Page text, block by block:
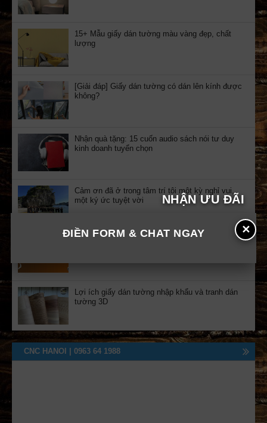
NHẬN ƯU ĐÃI
✕
ĐIỀN FORM & CHAT NGAY
15+ Mẫu giấy dán tường màu vàng đẹp, chất
lượng
[Giải đáp] Giấy dán tường có dán lên kính được
không?
Nhận quà tặng: 15 cuốn audio sách nói tư duy
kinh doanh tuyển chọn
Cảm ơn đã ở trong tâm trí tôi một kỳ nghỉ vui,
một ký ức tuyệt vời
Lợi ích giấy dán tường nhập khẩu và tranh dán
tường 3D
CNC HANOI | 0963 64 1988